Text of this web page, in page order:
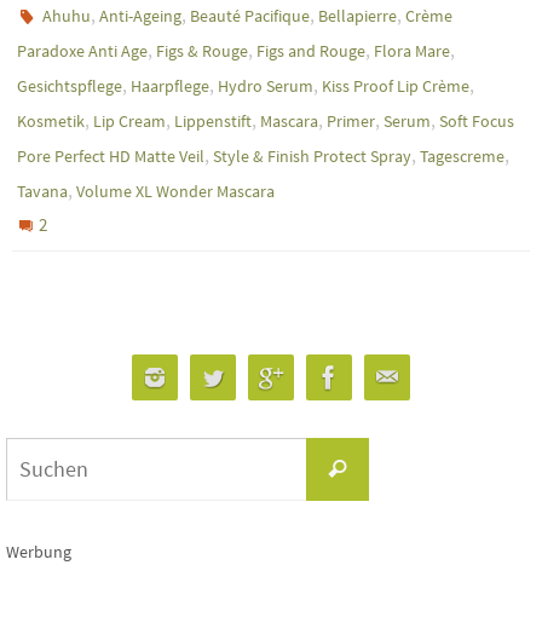
Ahuhu,Anti-Ageing, Beauté Pacifique, Bellapierre,Crème
Paradoxe Anti Age, Figs & Rouge, Figs and Rouge, Flora Mare,
Gesichtspflege, Haarpflege, Hydro Serum, Kiss Proof Lip Crème,
Kosmetik, Lip Cream, Lippenstift, Mascara, Primer, Serum, Soft Focus
Pore Perfect HD Matte Veil, Style & Finish Protect Spray, Tagescreme,
Tavana, Volume XL Wonder Mascara
2
Suchen
Werbung